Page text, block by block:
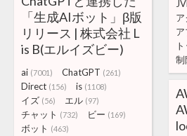
ア
ア
制
「生成AIボット」β版
リリース | 株式会社 L
is B(エルイズビー)
ai (7001) ChatGPT (261)
Direct (156) is (1108)
イズ (56) エル (97)
チャット (732) ビー (169)
ボット (463)